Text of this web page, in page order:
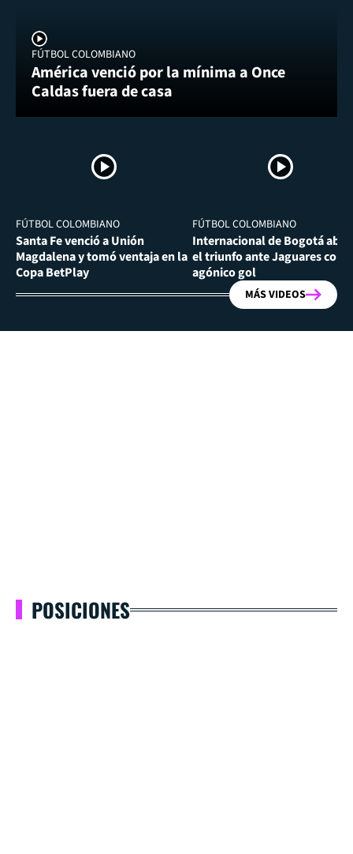
FÚTBOL COLOMBIANO
América venció por la mínima a Once
Caldas fuera de casa
FÚTBOL COLOMBIANO
Santa Fe venció a Unión
Magdalena y tomó ventaja en la
Copa BetPlay
FÚTBOL COLOMBIANO
Internacional de Bogotá
el triunfo ante Jaguares con
agónico gol
MÁS VIDEOS
POSICIONES